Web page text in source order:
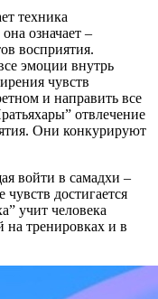
техника
означает –
восприятия.
эмоции внутрь
чувств
и направить все
отвлечение
Они конкурируют
войти в самадхи –
достигается
учит человека
на тренировках и в